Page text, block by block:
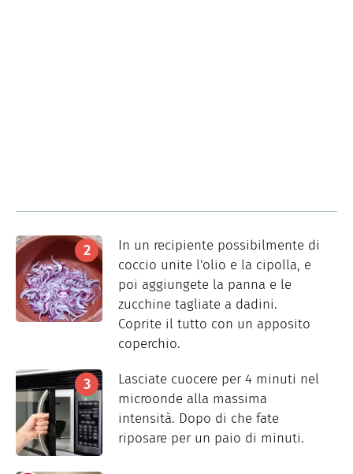
In un recipiente possibilmente di
coccio unite l'olio e la cipolla, e
poi aggiungete la panna e le
zucchine tagliate a dadini.
Coprite il tutto con un apposito
coperchio.
Lasciate cuocere per 4 minuti nel
microonde alla massima
intensità. Dopo di che fate
riposare per un paio di minuti.